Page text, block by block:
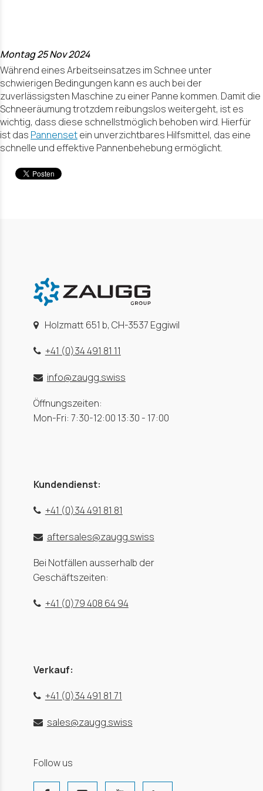
Montag 25 Nov 2024
Während eines Arbeitseinsatzes im Schnee unter
schwierigen Bedingungen kann es auch bei der
zuverlässigsten Maschine zu einer Panne kommen. Damit die
Schneeräumung trotzdem reibungslos weitergeht, ist es
wichtig, dass diese schnellstmöglich behoben wird. Hierfür
ist das Pannensetein unverzichtbares Hilfsmittel, das eine
schnelle und effektive Pannenbehebung ermöglicht.
Holzmatt 651 b, CH-3537 Eggiwil
+41 (0)34 491 81 11
info@zaugg.swiss
Öffnungszeiten:
Mon-Fri: 7:30-12:00 13:30 - 17:00
Kundendienst:
+41 (0)34 491 81 81
aftersales@zaugg.swiss
Bei Notfällen ausserhalb der
Geschäftszeiten:
+41 (0)79 408 64 94
Verkauf:
+41 (0)34 491 81 71
sales@zaugg.swiss
Follow us